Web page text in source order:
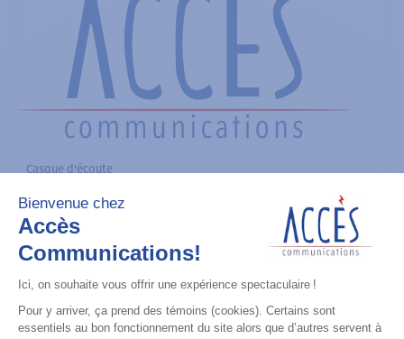
Casque d'écoute
with interface module PMLN6827)
Ajouter à la liste